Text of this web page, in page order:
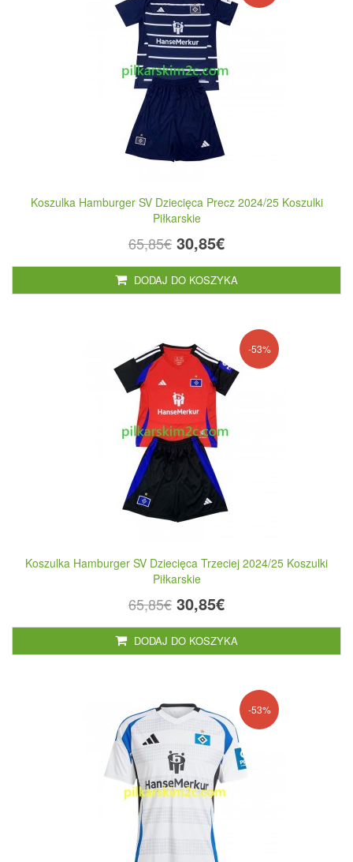
Koszulka Hamburger SV Dziecięca Precz 2024/25 Koszulki
Piłkarskie
65,85€ 30,85€
DODAJ DO KOSZYKA
-53%
Koszulka Hamburger SV Dziecięca Trzeciej 2024/25 Koszulki
Piłkarskie
65,85€ 30,85€
DODAJ DO KOSZYKA
-53%